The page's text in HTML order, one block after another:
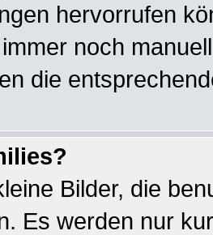
hervorrufen
noch
die
Bilder, die
Es werden nur